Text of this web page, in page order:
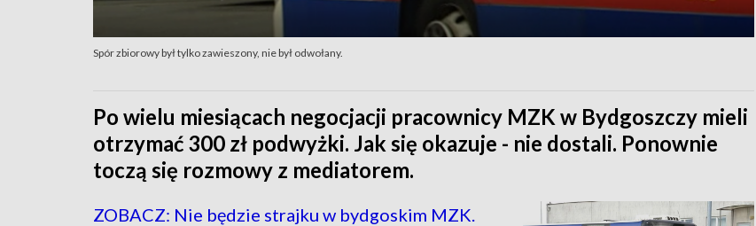
Spór zbiorowy był tylko zawieszony, nie był odwołany.
Po wielu miesiącach negocjacji pracownicy MZK w Bydgoszczy mieli
otrzymać 300 zł podwyżki. Jak się okazuje - nie dostali. Ponownie
toczą się rozmowy z mediatorem.
ZOBACZ: Nie będzie strajku w bydgoskim MZK.